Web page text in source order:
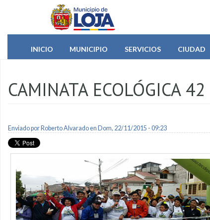
Pasar al contenido principal
INICIO
MUNICIPIO SERVICIOS CIUDAD
CAMINATA ECOLÓGICA
Enviado por Roberto Alvaradoen Dom, 22/11/2015 - 09:23